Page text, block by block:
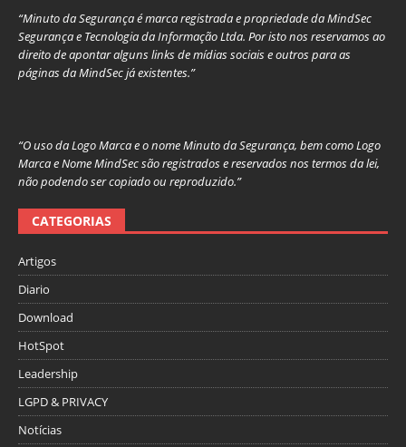
“Minuto da Segurança é marca registrada e propriedade da MindSec
Segurança e Tecnologia da Informação Ltda. Por isto nos reservamos ao
direito de apontar alguns links de mídias sociais e outros para as
páginas da MindSec já existentes.”
“O uso da Logo Marca e o nome Minuto da Segurança, bem como Logo
Marca e Nome MindSec são registrados e reservados nos termos da lei,
não podendo ser copiado ou reproduzido.”
CATEGORIAS
Artigos
Diario
Download
HotSpot
Leadership
LGPD & PRIVACY
Notícias